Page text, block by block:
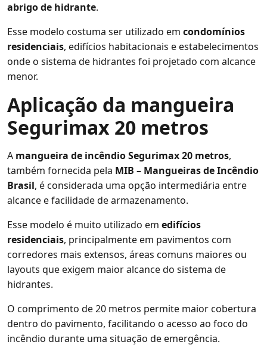
abrigo de hidrante.
Esse modelo costuma ser utilizado em condomínios
residenciais, edifícios habitacionais e estabelecimentos
onde o sistema de hidrantes foi projetado com alcance
menor.
Aplicação da mangueira
Segurimax 20 metros
A mangueira de incêndio Segurimax 20 metros,
também fornecida pela MIB – Mangueiras de Incêndio
Brasil, é considerada uma opção intermediária entre
alcance e facilidade de armazenamento.
Esse modelo é muito utilizado em edifícios
residenciais, principalmente em pavimentos com
corredores mais extensos, áreas comuns maiores ou
layouts que exigem maior alcance do sistema de
hidrantes.
O comprimento de 20 metros permite maior cobertura
dentro do pavimento, facilitando o acesso ao foco do
incêndio durante uma situação de emergência.